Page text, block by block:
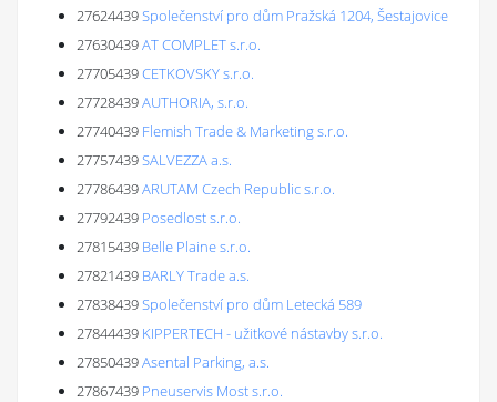
27624439Společenství pro dům Pražská 1204, Šestajovice
27630439AT COMPLET s.r.o.
27705439CETKOVSKY s.r.o.
27728439AUTHORIA, s.r.o.
27740439 Flemish Trade & Marketing s.r.o.
27757439SALVEZZA a.s.
27786439ARUTAM Czech Republic s.r.o.
27792439 Posedlost s.r.o.
27815439 Belle Plaine s.r.o.
27821439 BARLY Trade a.s.
27838439Společenství pro dům Letecká 589
27844439 KIPPERTECH - užitkové nástavby s.r.o.
27850439Asental Parking, a.s.
27867439 Pneuservis Most s.r.o.